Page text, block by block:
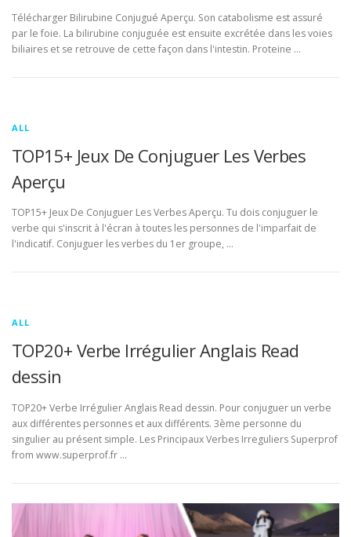
Télécharger Bilirubine Conjugué Aperçu. Son catabolisme est assuré
par le foie. La bilirubine conjuguée est ensuite excrétée dans les voies
biliaires et se retrouve de cette façon dans l'intestin. Proteine …
ALL
TOP15+ Jeux De Conjuguer Les Verbes
Aperçu
TOP15+ Jeux De Conjuguer Les Verbes Aperçu. Tu dois conjuguer le
verbe qui s'inscrit à l'écran à toutes les personnes de l'imparfait de
l'indicatif. Conjuguer les verbes du 1er groupe, …
ALL
TOP20+ Verbe Irrégulier Anglais Read
dessin
TOP20+ Verbe Irrégulier Anglais Read dessin. Pour conjuguer un verbe
aux différentes personnes et aux différents. 3ème personne du
singulier au présent simple. Les Principaux Verbes Irreguliers Superprof
from www.superprof.fr …